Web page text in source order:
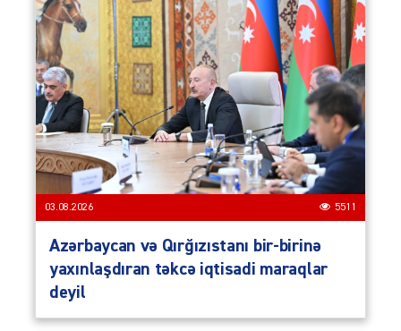
03.08.2026 5511
Azərbaycan və Qırğızıstanı bir-birinə
yaxınlaşdıran təkcə iqtisadi maraqlar
deyil